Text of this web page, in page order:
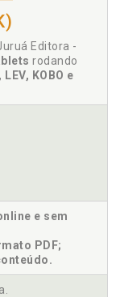
Editora -
rodando
KOBO e
e sem
PDF;